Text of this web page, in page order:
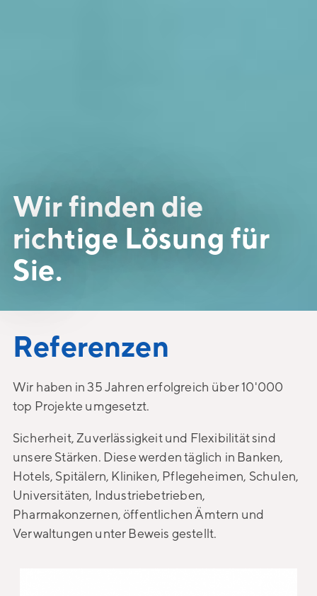
Wir finden die
richtige Lösung für
Sie.
Referenzen
Wir haben in 35 Jahren erfolgreich über 10'000
top Projekte umgesetzt.
Sicherheit, Zuverlässigkeit und Flexibilität sind
unsere Stärken. Diese werden täglich in Banken,
Hotels, Spitälern, Kliniken, Pflegeheimen, Schulen,
Universitäten, Industriebetrieben,
Pharmakonzernen, öffentlichen Ämtern und
Verwaltungen unter Beweis gestellt.